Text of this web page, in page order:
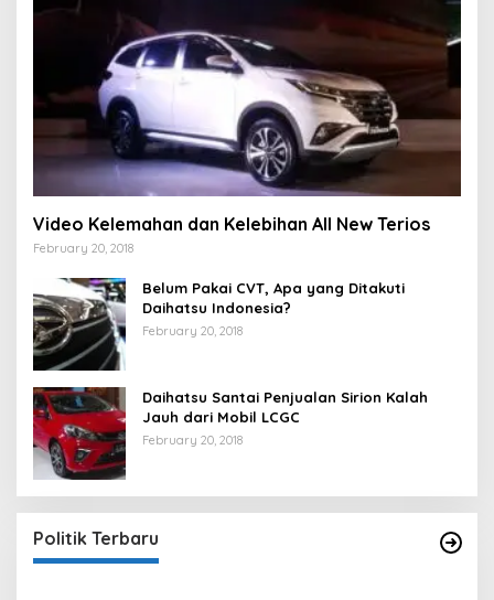
Video Kelemahan dan Kelebihan All New Terios
February 20, 2018
Belum Pakai CVT, Apa yang Ditakuti
Daihatsu Indonesia?
February 20, 2018
Daihatsu Santai Penjualan Sirion Kalah
Jauh dari Mobil LCGC
February 20, 2018
Politik Terbaru
Yasin
In Berita, Politik |